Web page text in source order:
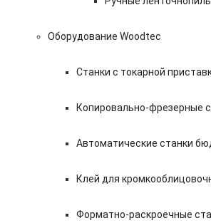
Оборудование Woodtec
Станки с токарной
Копировально-фрезерные
Автоматические станки
Клей для
Форматно-раскроечные